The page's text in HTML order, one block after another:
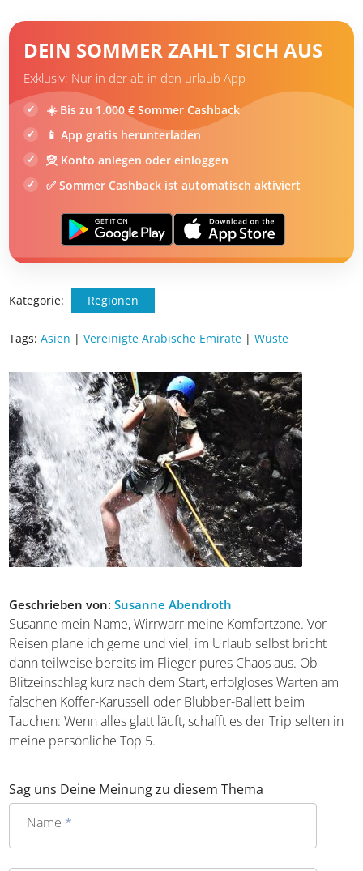
DEIN SOMMER ZAHLT SICH AUS
Exklusiv: Nur in der ab in den urlaub App
☀️ Bis zu 1.000 € Sommer Cashback
📱 App gratis herunterladen
🧝 Konto anlegen oder einloggen
✅ Sommer Cashback ist automatisch aktiviert
Kategorie: Regionen
Tags:Asien |Vereinigte Arabische Emirate |Wüste
Geschrieben von:Susanne Abendroth
Susanne mein Name, Wirrwarr meine Komfortzone. Vor
Reisen plane ich gerne und viel, im Urlaub selbst bricht
dann teilweise bereits im Flieger pures Chaos aus. Ob
Blitzeinschlag kurz nach dem Start, erfolgloses Warten am
falschen Koffer-Karussell oder Blubber-Ballett beim
Tauchen: Wenn alles glatt läuft, schafft es der Trip selten in
meine persönliche Top 5.
Sag uns Deine Meinung zu diesem Thema
Name *